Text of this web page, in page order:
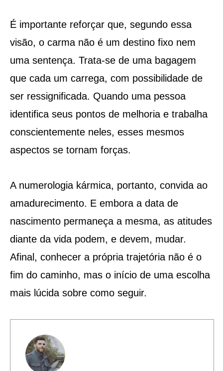
É importante reforçar que, segundo essa
visão, o carma não é um destino fixo nem
uma sentença. Trata-se de uma bagagem
que cada um carrega, com possibilidade de
ser ressignificada. Quando uma pessoa
identifica seus pontos de melhoria e trabalha
conscientemente neles, esses mesmos
aspectos se tornam forças.
A numerologia kármica, portanto, convida ao
amadurecimento. E embora a data de
nascimento permaneça a mesma, as atitudes
diante da vida podem, e devem, mudar.
Afinal, conhecer a própria trajetória não é o
fim do caminho, mas o início de uma escolha
mais lúcida sobre como seguir.